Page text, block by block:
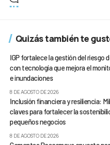
Quizás también te
IGP fortalece la gestión del riesgo
con tecnología que mejora el
e inundaciones
8 DE AGOSTO DE 2026
Inclusión financiera y resiliencia:
claves para fortalecer la
pequeños negocios
8 DE AGOSTO DE 2026